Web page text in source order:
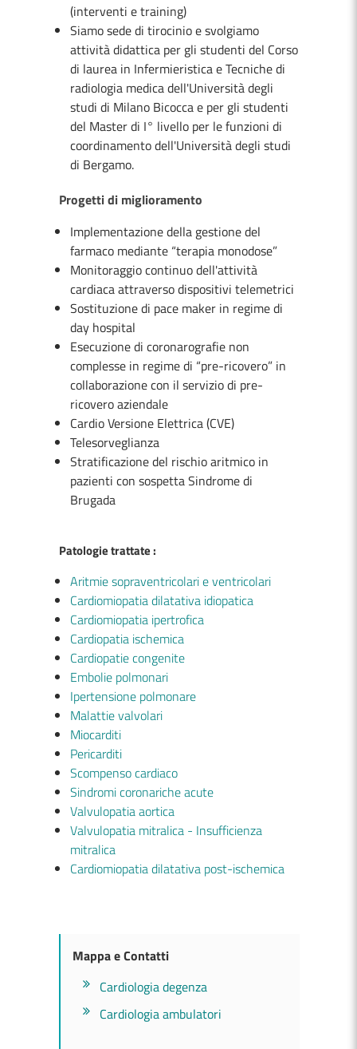
(interventi e training)
Siamo sede di tirocinio e svolgiamo
attività didattica per gli studenti del Corso
di laurea in Infermieristica e Tecniche di
radiologia medica dell'Università degli
studi di Milano Bicocca e per gli studenti
del Master di I° livello per le funzioni di
coordinamento dell'Università degli studi
di Bergamo.
Progetti di miglioramento
Implementazione della gestione del
farmaco mediante “terapia monodose”
Monitoraggio continuo dell'attività
cardiaca attraverso dispositivi telemetrici
Sostituzione di pace maker in regime di
day hospital
Esecuzione di coronarografie non
complesse in regime di “pre-ricovero” in
collaborazione con il servizio di pre-
ricovero aziendale
Cardio Versione Elettrica (CVE)
Telesorveglianza
Stratificazione del rischio aritmico in
pazienti con sospetta Sindrome di
Brugada
Patologie trattate :
Aritmie sopraventricolari e ventricolari
Cardiomiopatia dilatativa idiopatica
Cardiomiopatia ipertrofica
Cardiopatia ischemica
Cardiopatie congenite
Embolie polmonari
Ipertensione polmonare
Malattie valvolari
Miocarditi
Pericarditi
Scompenso cardiaco
Sindromi coronariche acute
Valvulopatia aortica
Valvulopatia mitralica - Insufficienza
mitralica
Cardiomiopatia dilatativa post-ischemica
Mappa e Contatti
Cardiologia degenza
Cardiologia ambulatori